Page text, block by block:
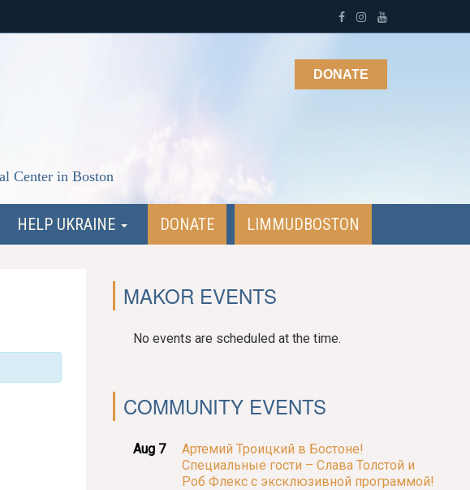
Center in Boston
DONATE
HELP UKRAINE DONATE LIMMUDBOSTON
MAKOR EVENTS
No events are scheduled at the time.
COMMUNITY EVENTS
Aug 7
Артемий Троицкий в Бостоне!
Специальные гости – Слава Толстой и
Роб Флекс с эксклюзивной программой!